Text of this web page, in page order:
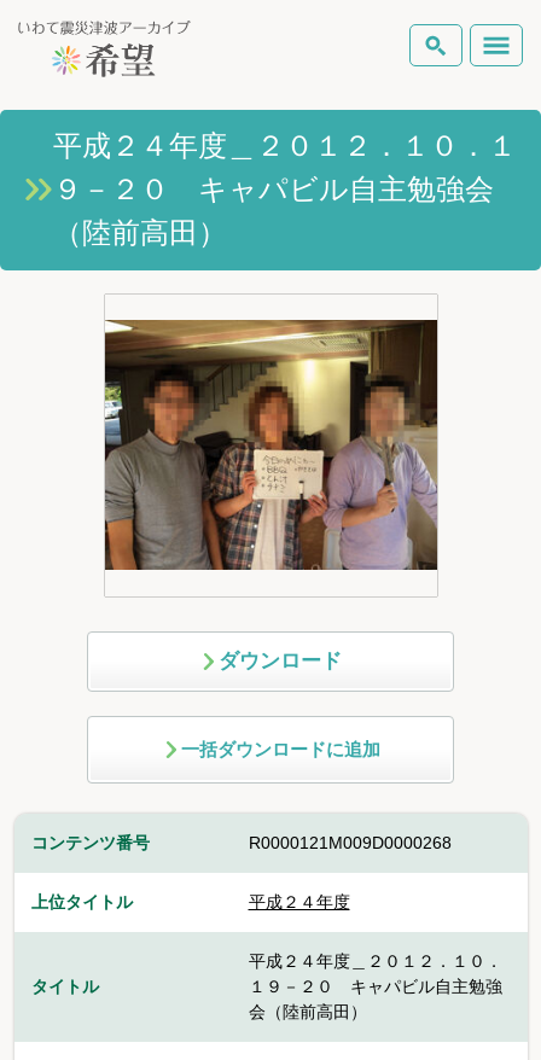
いわて震災津波アーカイブとは
岩手県の被害状況
ピックアップコンテンツ
Foreign Laguage
検索
テーマから探す
平成２４年度＿２０１２．１０．１
９－２０ キャパビル自主勉強会
（陸前高田）
ダウンロード
一括ダウンロードに追加
コンテンツ番号 R0000121M009D0000268
上位タイトル 平成２４年度
タイトル
平成２４年度＿２０１２．１０．
１９－２０ キャパビル自主勉強
会（陸前高田）